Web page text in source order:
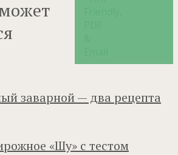
заварной — два рецепта
«Шу» с тестом